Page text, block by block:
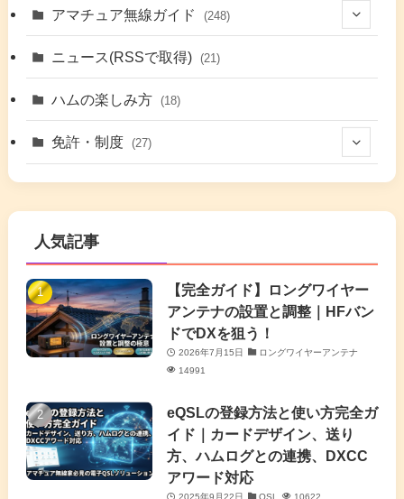
(9)
(17)
(6)
アマチュア無線ガイド (248)
(42)
(5)
(1)
(4)
(3)
(41)
(26)
(7) (7)
(16)
(7)
(6)
(63)
(7)
(5)
(4)
(2)
(5)
ニュース(RSSで取得) (21)
ハムの楽しみ方 (18)
免許・制度 (27)
(5)
(4)
(1)
人気記事
【完全ガイド】ロングワイヤー
アンテナの設置と調整｜HFバン
ドでDXを狙う！
2026年7月15日
ロングワイヤーアンテナ
14991
eQSLの登録方法と使い方完全ガ
イド｜カードデザイン、送り
方、ハムログとの連携、DXCC
アワード対応
2025年9月22日 QSL 10622